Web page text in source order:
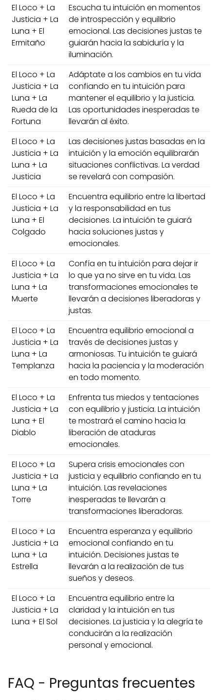
El Loco + La
Justicia + La
Luna + El
Ermitaño
Escucha tu intuición en momentos
de introspección y equilibrio
emocional. Las decisiones justas te
guiarán hacia la sabiduría y la
iluminación.
El Loco + La
Justicia + La
Luna + La
Rueda de la
Fortuna
Adáptate a los cambios en tu vida
confiando en tu intuición para
mantener el equilibrio y la justicia.
Las oportunidades inesperadas te
llevarán al éxito.
El Loco + La
Justicia + La
Luna + La
Justicia
Las decisiones justas basadas en la
intuición y la emoción equilibrarán
situaciones conflictivas. La verdad
se revelará con compasión.
El Loco + La
Justicia + La
Luna + El
Colgado
Encuentra equilibrio entre la libertad
y la responsabilidad en tus
decisiones. La intuición te guiará
hacia soluciones justas y
emocionales.
El Loco + La
Justicia + La
Luna + La
Muerte
Confía en tu intuición para dejar ir
lo que ya no sirve en tu vida. Las
transformaciones emocionales te
llevarán a decisiones liberadoras y
justas.
El Loco + La
Justicia + La
Luna + La
Templanza
Encuentra equilibrio emocional a
través de decisiones justas y
armoniosas. Tu intuición te guiará
hacia la paciencia y la moderación
en todo momento.
El Loco + La
Justicia + La
Luna + El
Diablo
Enfrenta tus miedos y tentaciones
con equilibrio y justicia. La intuición
te mostrará el camino hacia la
liberación de ataduras
emocionales.
El Loco + La
Justicia + La
Luna + La
Torre
Supera crisis emocionales con
justicia y equilibrio confiando en tu
intuición. Las revelaciones
inesperadas te llevarán a
transformaciones liberadoras.
El Loco + La
Justicia + La
Luna + La
Estrella
Encuentra esperanza y equilibrio
emocional confiando en tu
intuición. Decisiones justas te
llevarán a la realización de tus
sueños y deseos.
El Loco + La
Justicia + La
Luna + El Sol
Encuentra equilibrio entre la
claridad y la intuición en tus
decisiones. La justicia y la alegría te
conducirán a la realización
personal y emocional.
FAQ - Preguntas frecuentes